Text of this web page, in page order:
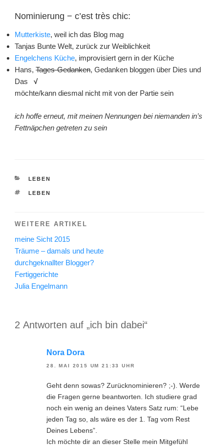
Nominierung − c’est très chic:
Mutterkiste, weil ich das Blog mag
Tanjas Bunte Welt, zurück zur Weiblichkeit
Engelchens Küche, improvisiert gern in der Küche
Hans, Tages-Gedanken, Gedanken bloggen über Dies und
Das √
möchte/kann diesmal nicht mit von der Partie sein
ich hoffe erneut, mit meinen Nennungen bei niemanden in’s
Fettnäpchen getreten zu sein
KATEGORIEN
LEBEN
SCHLAGWÖRTER
LEBEN
WEITERE ARTIKEL
meine Sicht 2015
Träume – damals und heute
durchgeknallter Blogger?
Fertiggerichte
Julia Engelmann
2 Antworten auf „ich bin dabei“
Nora Dora
28. MAI 2015 UM 21:33 UHR
Geht denn sowas? Zurücknominieren? ;-). Werde
die Fragen gerne beantworten. Ich studiere grad
noch ein wenig an deines Vaters Satz rum: “Lebe
jeden Tag so, als wäre es der 1. Tag vom Rest
Deines Lebens”.
Ich möchte dir an dieser Stelle mein Mitgefühl